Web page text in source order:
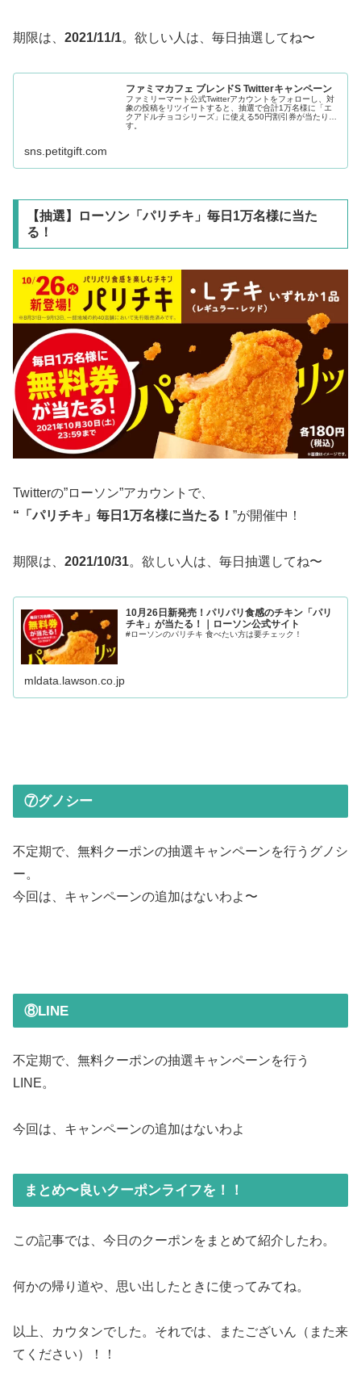
期限は、 2021/11/1。欲しい人は、毎日抽選してね〜
ファミマカフェ ブレンドS Twitterキャンペーン
ファミリーマート公式Twitterアカウントをフォローし、対
象の投稿をリツイートすると、抽選で合計1万名様に「エ
クアドルチョコシリーズ」に使える50円割引券が当たりま
す。
sns.petitgift.com
【抽選】ローソン「パリチキ」毎日1万名様に当た
る！
Twitterの”ローソン”アカウントで、
“「パリチキ」毎日1万名様に当たる！ ”が開催中！
期限は、 2021/10/31。欲しい人は、毎日抽選してね〜
10月26日新発売！パリパリ食感のチキン「パリ
チキ」が当たる！｜ローソン公式サイト
#ローソンのパリチキ 食べたい方は要チェック！
mldata.lawson.co.jp
⑦グノシー
不定期で、無料クーポンの抽選キャンペーンを行うグノシ
ー。
今回は、キャンペーンの追加はないわよ〜
⑧LINE
不定期で、無料クーポンの抽選キャンペーンを行う
LINE。
今回は、キャンペーンの追加はないわよ
まとめ〜良いクーポンライフを！！
この記事では、今日のクーポンをまとめて紹介したわ。
何かの帰り道や、思い出したときに使ってみてね。
以上、カウタンでした。それでは、またございん（また来
てください）！！